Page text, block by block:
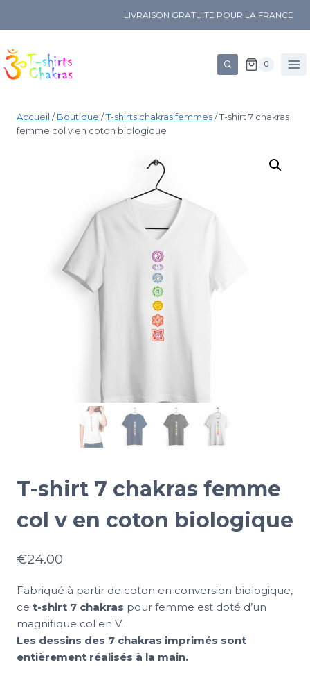
LIVRAISON GRATUITE POUR LA FRANCE
0
Accueil / Boutique / T-shirts chakras femmes / T-shirt 7 chakras
femme col v en coton biologique
T-shirt 7 chakras femme
col v en coton biologique
€24.00
Fabriqué à partir de coton en conversion biologique,
ce t-shirt 7 chakras pour femme est doté d’un
magnifique col en V.
Les dessins des 7 chakras imprimés sont
entièrement réalisés à la main.